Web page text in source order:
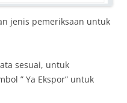
jenis pemeriksaan untuk
sesuai, untuk
” Ya Ekspor” untuk